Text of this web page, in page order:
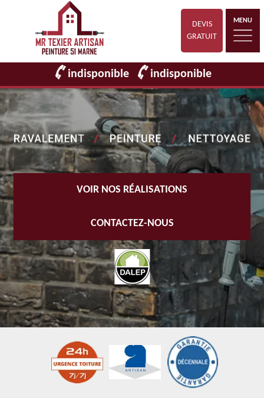
DEVIS
GRATUIT
MENU
indisponible indisponible
VOIR NOS RÉALISATIONS
CONTACTEZ-NOUS